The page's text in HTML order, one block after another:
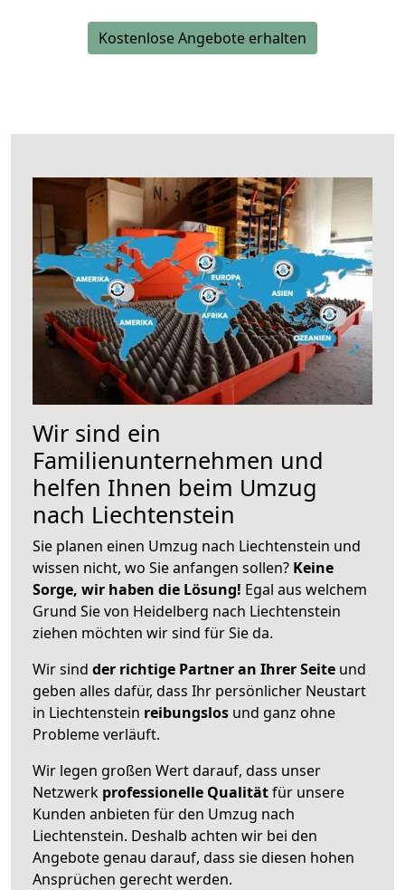
Kostenlose Angebote erhalten
Wir sind ein
Familienunternehmen und
helfen Ihnen beim Umzug
nach Liechtenstein
Sie planen einen Umzug nach Liechtenstein und
wissen nicht, wo Sie anfangen sollen? Keine
Sorge, wir haben die Lösung! Egal aus welchem
Grund Sie von Heidelberg nach Liechtenstein
ziehen möchten wir sind für Sie da.
Wir sind der richtige Partner an Ihrer Seite und
geben alles dafür, dass Ihr persönlicher Neustart
in Liechtenstein reibungslos und ganz ohne
Probleme verläuft.
Wir legen großen Wert darauf, dass unser
Netzwerk professionelle Qualitätfür unsere
Kunden anbieten für den Umzug nach
Liechtenstein. Deshalb achten wir bei den
Angebote genau darauf, dass sie diesen hohen
Ansprüchen gerecht werden.